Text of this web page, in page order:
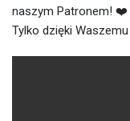
naszym Patronem! ❤️
Tylko dzięki